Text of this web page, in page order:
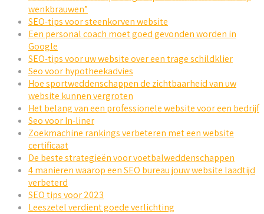
wenkbrauwen”
SEO-tips voor steenkorven website
Een personal coach moet goed gevonden worden in
Google
SEO-tips voor uw website over een trage schildklier
Seo voor hypotheekadvies
Hoe sportweddenschappen de zichtbaarheid van uw
website kunnen vergroten
Het belang van een professionele website voor een bedrijf
Seo voor In-liner
Zoekmachine rankings verbeteren met een website
certificaat
De beste strategieën voor voetbalweddenschappen
4 manieren waarop een SEO bureau jouw website laadtijd
verbeterd
SEO tips voor 2023
Leeszetel verdient goede verlichting